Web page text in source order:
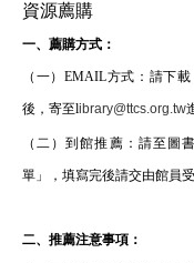
資源薦購
一、薦購方式：
（一）EMAIL方式：請下
後，寄至library@ttcs.org.tw
（二）到館推薦：請至圖
單」，填寫完後請交由館員受
二、推薦注意事項：